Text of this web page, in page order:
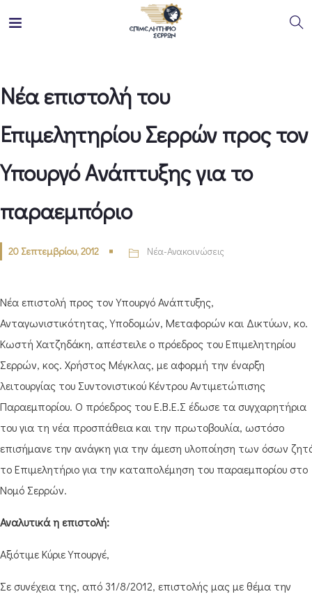
Νέα επιστολή του
Επιμελητηρίου Σερρών προς τον
Υπουργό Ανάπτυξης για το
παραεμπόριο
20 Σεπτεμβρίου, 2012 Νέα-Ανακοινώσεις
Νέα επιστολή προς τον Υπουργό Ανάπτυξης,
Ανταγωνιστικότητας, Υποδομών, Μεταφορών και Δικτύων, κο.
Κωστή Χατζηδάκη, απέστειλε ο πρόεδρος του Επιμελητηρίου
Σερρών, κος. Χρήστος Μέγκλας, με αφορμή την έναρξη
λειτουργίας του Συντονιστικού Κέντρου Αντιμετώπισης
Παραεμπορίου. Ο πρόεδρος του Ε.Β.Ε.Σ έδωσε τα συγχαρητήρια
του για τη νέα προσπάθεια και την πρωτοβουλία, ωστόσο
επισήμανε την ανάγκη για την άμεση υλοποίηση των όσων
το Επιμελητήριο για την καταπολέμηση του παραεμπορίου στο
Νομό Σερρών.
Αναλυτικά η επιστολή:
Αξιότιμε Κύριε Υπουργέ,
Σε συνέχεια της, από 31/8/2012, επιστολής μας με θέμα την